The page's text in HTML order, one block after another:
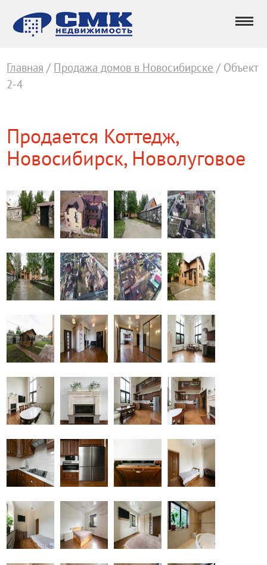
Главная / Продажа домов в Новосибирске / Объект
2-4
Продается Коттедж,
Новосибирск, Новолуговое